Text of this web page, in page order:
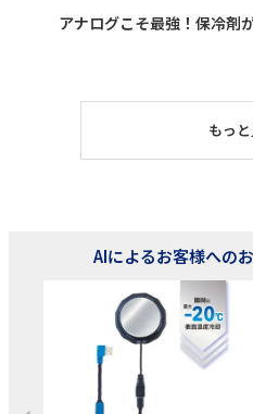
アナログこそ最強！保冷剤
もっ
AIによるお客様への